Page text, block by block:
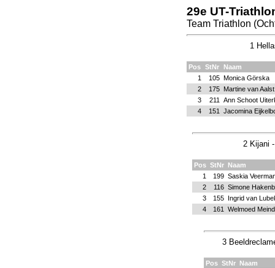
29e UT-
Team Triathlon
1
Pos StNr
Naam
1
105 Monica Görska
2
175
Martine van Aalst
3
211
Ann Schoot
4
151 Jacomina
2 Kijani
Pos StNr
Naam
1
199 Saskia
2
116 Simone
3
155
Ingrid van
4
161 Welmoed
3
Pos StNr
Naam